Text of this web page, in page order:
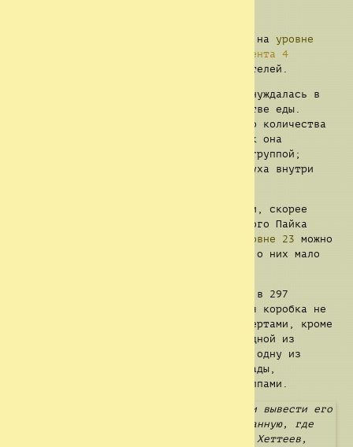
Впервые Царские Пайки были обнаружены науровне
Инцидента 4
, устроенного группой исследователей.
Так как рассматриваемая группа остро нуждалась в
пище, они использовали объект в качестве еды.
Группа смогла выжить за счёт мизерного количества
Царских Пайков и вскоре после того как она
покинула уровень, стала доминирующей группой;
вероятно, из-за высокого морального духа внутри
Группа распалась даже, не назвав имени, скорее
всего из-за того, что их запасы Царского Пайка
уровне 23 можно
найти еще 4 порции Царских Пайков, но о них мало
в 297
аккуратно упакованных коробках. Каждая коробка не
обладала какими-либо отличительными чертами, кроме
написанного маркером «Исход 3:8» на одной из
коробок. Команда не смогла вернуть ни одну из
упомянутых коробок после двух дней осады,
проводимой несколькими небольшими группами.
« И иду избавить его от руки Египтян и вывести его
из земли сей в землю хорошую и пространную, где
течет молоко и мед, в землю Хананеев, Хеттеев,